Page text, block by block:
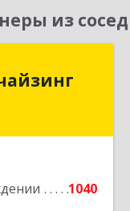
из
1040
Барнаул г,